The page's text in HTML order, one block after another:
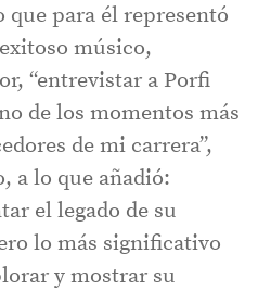
para él representó
músico,
“entrevistar a Porfi
de los momentos más
de mi carrera”,
a lo que añadió:
el legado de su
lo más significativo
y mostrar su